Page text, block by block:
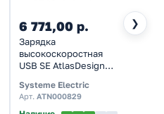
❯
6 771,00 р.
Зарядка
высокоскоростная
USB SE AtlasDesign
PD, изумруд
Systeme Electric
Арт. ATN000829
6